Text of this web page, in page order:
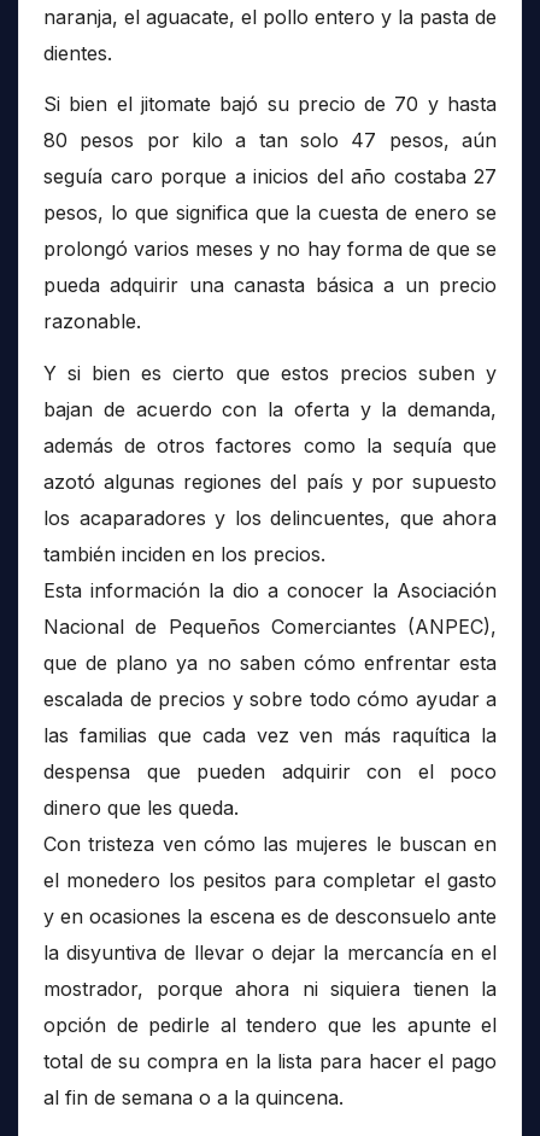
naranja, el aguacate, el pollo entero y la pasta de
dientes.
Si bien el jitomate bajó su precio de 70 y hasta
80 pesos por kilo a tan solo 47 pesos, aún
seguía caro porque a inicios del año costaba 27
pesos, lo que significa que la cuesta de enero se
prolongó varios meses y no hay forma de que se
pueda adquirir una canasta básica a un precio
razonable.
Y si bien es cierto que estos precios suben y
bajan de acuerdo con la oferta y la demanda,
además de otros factores como la sequía que
azotó algunas regiones del país y por supuesto
los acaparadores y los delincuentes, que ahora
también inciden en los precios.
Esta información la dio a conocer la Asociación
Nacional de Pequeños Comerciantes (ANPEC),
que de plano ya no saben cómo enfrentar esta
escalada de precios y sobre todo cómo ayudar a
las familias que cada vez ven más raquítica la
despensa que pueden adquirir con el poco
dinero que les queda.
Con tristeza ven cómo las mujeres le buscan en
el monedero los pesitos para completar el gasto
y en ocasiones la escena es de desconsuelo ante
la disyuntiva de llevar o dejar la mercancía en el
mostrador, porque ahora ni siquiera tienen la
opción de pedirle al tendero que les apunte el
total de su compra en la lista para hacer el pago
al fin de semana o a la quincena.